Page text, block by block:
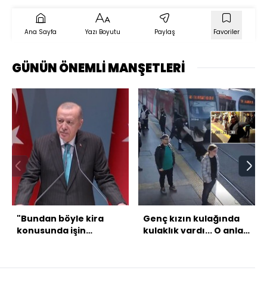
Ana Sayfa Yazı Boyutu Paylaş Favoriler
GÜNÜN ÖNEMLİ MANŞETLERİ
"Bundan böyle kira
konusunda işin
Genç kızın kulağında
kulaklık vardı... O anlar